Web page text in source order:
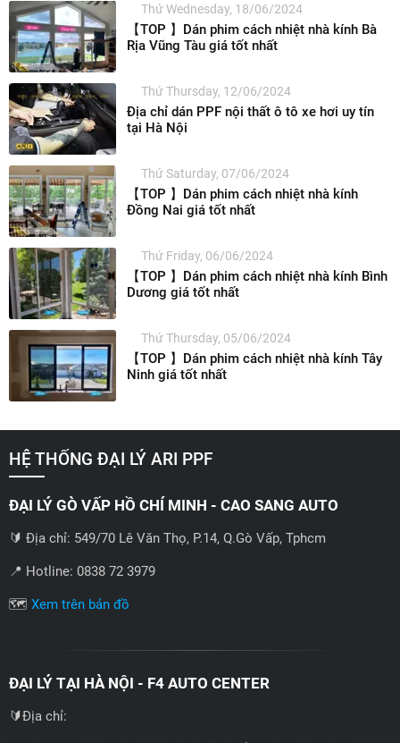
Thứ Wednesday, 18/06/2024
【TOP 】Dán phim cách nhiệt nhà kính Bà
Rịa Vũng Tàu giá tốt nhất
Thứ Thursday, 12/06/2024
Địa chỉ dán PPF nội thất ô tô xe hơi uy tín
tại Hà Nội
Thứ Saturday, 07/06/2024
【TOP 】Dán phim cách nhiệt nhà kính
Đồng Nai giá tốt nhất
Thứ Friday, 06/06/2024
【TOP 】Dán phim cách nhiệt nhà kính Bình
Dương giá tốt nhất
Thứ Thursday, 05/06/2024
【TOP 】Dán phim cách nhiệt nhà kính Tây
Ninh giá tốt nhất
HỆ THỐNG ĐẠI LÝ ARI PPF
ĐẠI LÝ GÒ VẤP HỒ CHÍ MINH - CAO SANG AUTO
🔰 Địa chỉ: 549/70 Lê Văn Thọ, P.14, Q.Gò Vấp, Tphcm
📍 Hotline: 0838 72 3979
🗺️ Xem trên bản đồ
ĐẠI LÝ TẠI HÀ NỘI - F4 AUTO CENTER
🔰Địa chỉ: